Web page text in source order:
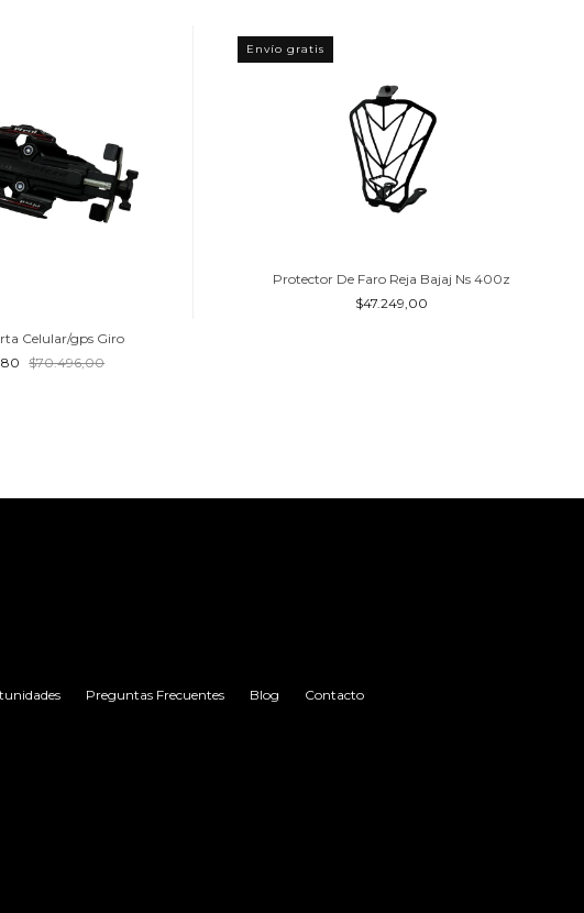
Celular/gps Giro
$70.496,00
Envío gratis
Protector De Faro Reja Bajaj Ns 400z
$47.249,00
Preguntas Frecuentes Blog Contacto